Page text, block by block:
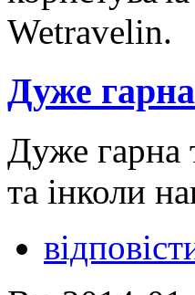
Дуже
Дуже гарна
та інколи